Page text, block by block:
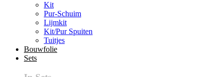
Kit
Pur-Schuim
Lijmkit
Kit/Pur Spuiten
Tuitjes
Bouwfolie
Sets